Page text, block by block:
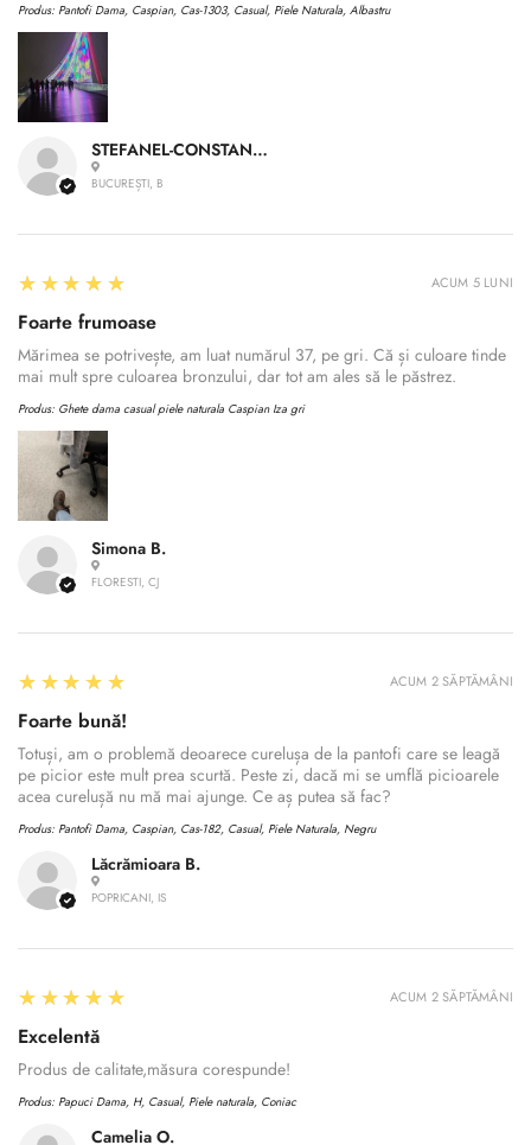
STEFANEL-CONSTANTIN A.
BUCUREȘTI, B
Produs: Pantofi Dama, Caspian, Cas-1303, Casual, Piele Naturala, Albastru
Simona B.
FLORESTI, CJ
5
★★★★★
Foarte frumoase
Mărimea se potrivește, am luat numărul 37, pe gri. Că și culoare tinde
mai mult spre culoarea bronzului, dar tot am ales să le păstrez.
Produs: Ghete dama casual piele naturala Caspian Iza gri
ACUM 5 LUNI
Lăcrămioara B.
POPRICANI, IS
5
★★★★★
Foarte bună!
Totuși, am o problemă deoarece curelușa de la pantofi care se leagă
pe picior este mult prea scurtă. Peste zi, dacă mi se umflă picioarele
acea curelușă nu mă mai ajunge. Ce aș putea să fac?
Produs: Pantofi Dama, Caspian, Cas-182, Casual, Piele Naturala, Negru
ACUM 2 SĂPTĂMÂNI
Camelia O.
5
★★★★★
Excelentă
Produs de calitate,măsura corespunde!
Produs: Papuci Dama, H, Casual, Piele naturala, Coniac
ACUM 2 SĂPTĂMÂNI